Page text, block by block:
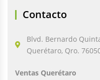
Contacto
Blvd. Bernardo
Querétaro, Qro.
Ventas Querétaro